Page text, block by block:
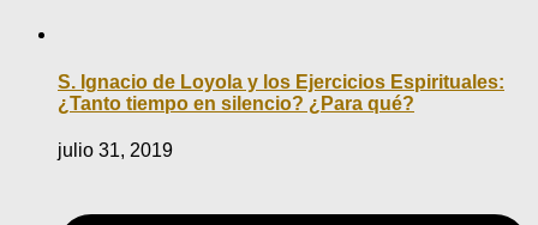
S. Ignacio de Loyola y los Ejercicios Espirituales:
¿Tanto tiempo en silencio? ¿Para qué?
julio 31, 2019